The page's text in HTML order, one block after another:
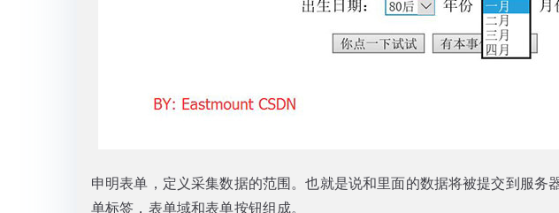
申明表单，定义采集数据的范围。也就是说和里面的数据将被提交到服务
单标签，表单域和表单按钮组成。